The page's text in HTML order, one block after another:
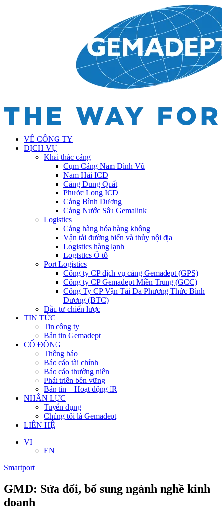
VỀ CÔNG TY
DỊCH VỤ
Khai thác cảng
Cụm Cảng Nam Đình Vũ
Nam Hải ICD
Cảng Dung Quất
Phước Long ICD
Cảng Bình Dương
Cảng Nước Sâu Gemalink
Logistics
Cảng hàng hóa hàng không
Vận tải đường biển và thủy nội địa
Logistics hàng lạnh
Logistics Ô tô
Port Logistics
Công ty CP dịch vụ cảng Gemadept (GPS)
Công ty CP Gemadept Miền Trung (GCC)
Công Ty CP Vận Tải Đa Phương Thức Bình
Dương (BTC)
Đầu tư chiến lược
TIN TỨC
Tin công ty
Bản tin Gemadept
CỔ ĐÔNG
Thông báo
Báo cáo tài chính
Báo cáo thường niên
Phát triển bền vững
Bản tin – Hoạt động IR
NHÂN LỰC
Tuyển dụng
Chúng tôi là Gemadept
LIÊN HỆ
VI
EN
Smartport
GMD: Sửa đổi, bổ sung ngành nghề kinh
doanh